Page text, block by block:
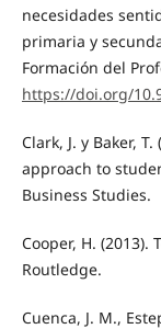
necesidades
primaria y
Formación del
https://doi.org/
Clark, J. y Baker,
approach to
Business Studies.
Cooper, H.
Routledge.
Cuenca, J. M.,